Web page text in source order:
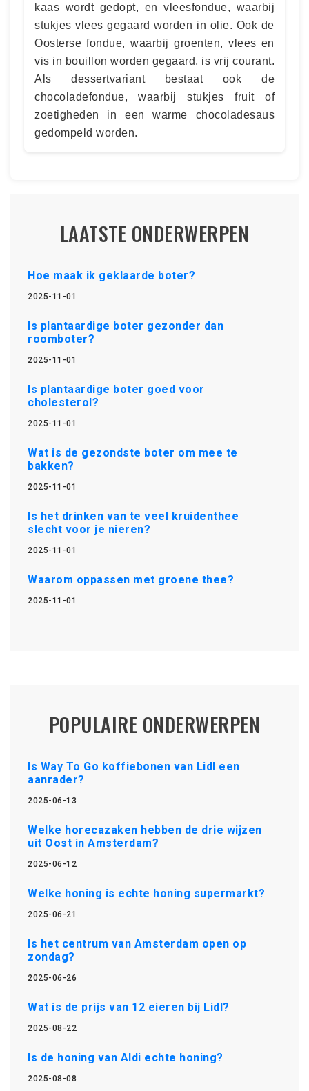
kaas wordt gedopt, en vleesfondue, waarbij
stukjes vlees gegaard worden in olie. Ook de
Oosterse fondue, waarbij groenten, vlees en
vis in bouillon worden gegaard, is vrij courant.
Als dessertvariant bestaat ook de
chocoladefondue, waarbij stukjes fruit of
zoetigheden in een warme chocoladesaus
gedompeld worden.
LAATSTE ONDERWERPEN
Hoe maak ik geklaarde boter?
2025-11-01
Is plantaardige boter gezonder dan
roomboter?
2025-11-01
Is plantaardige boter goed voor
cholesterol?
2025-11-01
Wat is de gezondste boter om mee te
bakken?
2025-11-01
Is het drinken van te veel kruidenthee
slecht voor je nieren?
2025-11-01
Waarom oppassen met groene thee?
2025-11-01
POPULAIRE ONDERWERPEN
Is Way To Go koffiebonen van Lidl een
aanrader?
2025-06-13
Welke horecazaken hebben de drie wijzen
uit Oost in Amsterdam?
2025-06-12
Welke honing is echte honing supermarkt?
2025-06-21
Is het centrum van Amsterdam open op
zondag?
2025-06-26
Wat is de prijs van 12 eieren bij Lidl?
2025-08-22
Is de honing van Aldi echte honing?
2025-08-08